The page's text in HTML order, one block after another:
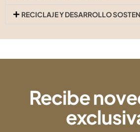
RECICLAJE Y DESARROLLO
Recibe